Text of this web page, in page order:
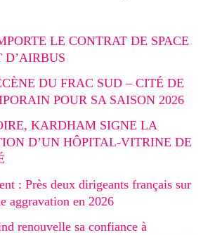
LE CONTRAT DE SPACE
DU FRAC SUD – CITÉ DE
POUR SA SAISON 2026
KARDHAM SIGNE LA
D’UN HÔPITAL-VITRINE DE
: Près deux dirigeants français sur
aggravation en 2026
renouvelle sa confiance à